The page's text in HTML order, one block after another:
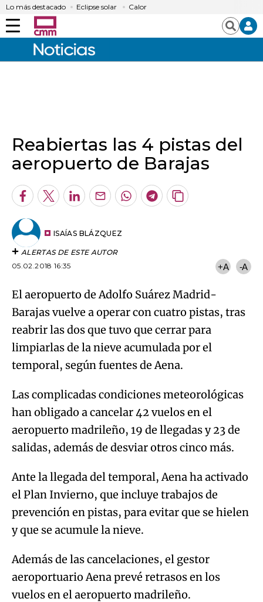
Lo más destacado Eclipse solar Calor
Menú Buscar
Reabiertas las 4 pistas del
aeropuerto de Barajas
Facebook
TwitterLinkedInEnviarWhatsapp
Telegram
Copiar
ISAÍAS BLÁZQUEZ
ALERTAS DE ESTE AUTOR
05.02.2018 16:35
+A -A
El aeropuerto de Adolfo Suárez Madrid-
Barajas vuelve a operar con cuatro pistas, tras
reabrir las dos que tuvo que cerrar para
limpiarlas de la nieve acumulada por el
temporal, según fuentes de Aena.
Las complicadas condiciones meteorológicas
han obligado a cancelar 42 vuelos en el
aeropuerto madrileño, 19 de llegadas y 23 de
salidas, además de desviar otros cinco más.
Ante la llegada del temporal, Aena ha activado
el Plan Invierno, que incluye trabajos de
prevención en pistas, para evitar que se hielen
y que se acumule la nieve.
Además de las cancelaciones, el gestor
aeroportuario Aena prevé retrasos en los
vuelos en el aeropuerto madrileño.